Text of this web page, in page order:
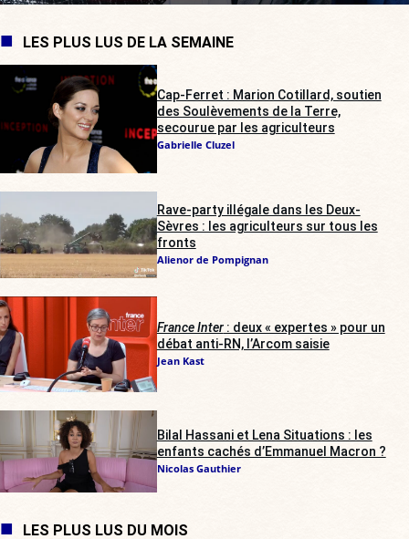
LES PLUS LUS DE LA SEMAINE
Cap-Ferret : Marion Cotillard, soutien
des Soulèvements de la Terre,
secourue par les agriculteurs
Gabrielle Cluzel
Rave-party illégale dans les Deux-
Sèvres : les agriculteurs sur tous les
fronts
Alienor de Pompignan
France Inter: deux « expertes » pour un
débat anti-RN, l’Arcom saisie
Jean Kast
Bilal Hassani et Lena Situations : les
enfants cachés d’Emmanuel Macron ?
Nicolas Gauthier
LES PLUS LUS DU MOIS